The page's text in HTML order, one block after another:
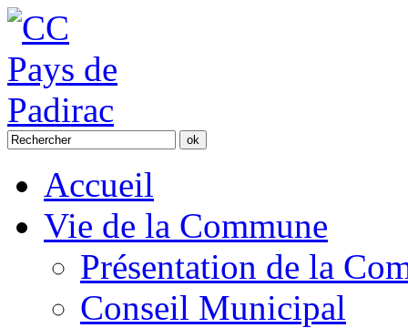
Accueil
Vie de la Commune
Présentation de la
Conseil Municipal